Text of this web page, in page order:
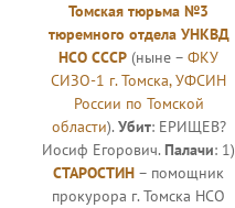
Томская тюрьма №3
тюремного отдела УНКВД
НСО СССР (ныне –ФКУ
СИЗО-1 г. Томска, УФСИН
России по Томской
области). Убит: ЕРИЩЕВ?
Иосиф Егорович.Палачи: 1)
СТАРОСТИН – помощник
прокурора г. Томска НСО